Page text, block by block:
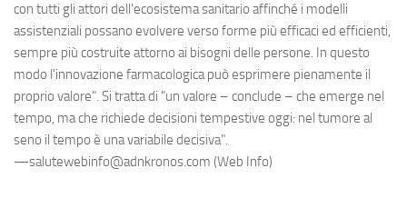
con tutti gli attori dell'ecosistema sanitario affinché i modelli
assistenziali possano evolvere verso forme più efficaci ed efficienti,
sempre più costruite attorno ai bisogni delle persone. In questo
modo l'innovazione farmacologica può esprimere pienamente il
proprio valore". Si tratta di "un valore – conclude – che emerge nel
tempo, ma che richiede decisioni tempestive oggi: nel tumore al
seno il tempo è una variabile decisiva".
—salutewebinfo@adnkronos.com (Web Info)